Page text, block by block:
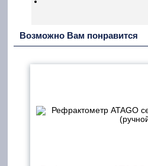
Возможно Вам понравится